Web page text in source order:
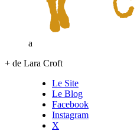
a
+ de Lara Croft
Le Site
Le Blog
Facebook
Instagram
X